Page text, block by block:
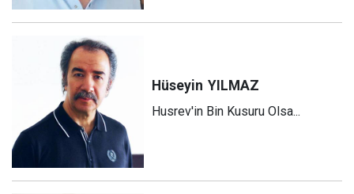
Hüseyin YILMAZ
Husrev'in Bin Kusuru Olsa...